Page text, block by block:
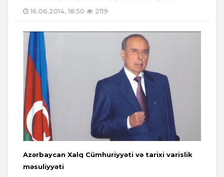
16.06.2014, 18:50
2119
Azərbaycan Xalq Cümhuriyyəti və tarixi varislik
məsuliyyəti